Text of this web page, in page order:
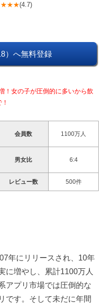
(4.7)
）へ無料登録
！女の子が圧倒的に多いから飲
会員数 1100万人
男女比 6:4
レビュー数 500件
年にリリースされ、10年
に増やし、累計1100万人
アプリ市場では圧倒的な
です。そして未だに年間